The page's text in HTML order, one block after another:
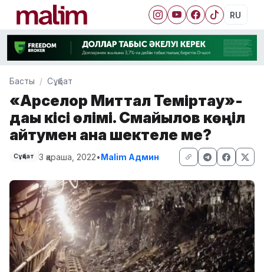
RU
Басты Сұқбат
«Арселор Миттал Теміртау»-
дағы кісі өлімі. Смайылов көңіл
айтумен ғана шектеле ме?
Сұқбат 3 қараша, 2022•Malim Админ